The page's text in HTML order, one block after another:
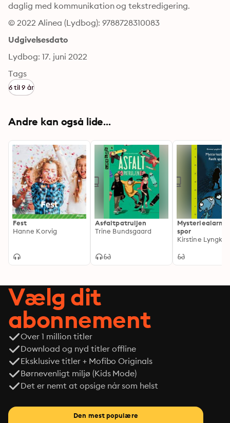
daglig med kommunikation og tekstredigering.
© 2022 Alinea (Lydbog): 9788728310083
Udgivelsesdato
Lydbog: 17. juni 2022
Tags
6 til 9 år
Andre kan også lide...
Fest
Hanne Korvig
Asfaltpatruljen
Trine Bundsgaard
Mysteriealarm.
spor
Vælg dit
abonnement
Over 1 million titler
Download og nyd titler offline
Eksklusive titler + Mofibo Originals
Børnevenligt miljø (Kids Mode)
Det er nemt at opsige når som helst
Den mest populære